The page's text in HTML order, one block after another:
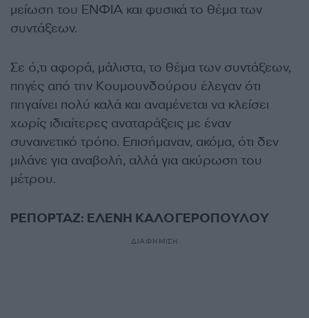
μείωση του ΕΝΦΙΑ και φυσικά το θέμα των
συντάξεων.
Σε ό,τι αφορά, μάλιστα, το θέμα των συντάξεων,
πηγές από την Κουμουνδούρου έλεγαν ότι
πηγαίνει πολύ καλά και αναμένεται να κλείσει
χωρίς ιδιαίτερες αναταράξεις με έναν
συναινετικό τρόπο. Επισήμαναν, ακόμα, ότι δεν
μιλάνε για αναβολή, αλλά για ακύρωση του
μέτρου.
ΡΕΠΟΡΤΑΖ: ΕΛΕΝΗ ΚΑΛΟΓΕΡΟΠΟΥΛΟΥ
ΔΙΑΦΗΜΙΣΗ